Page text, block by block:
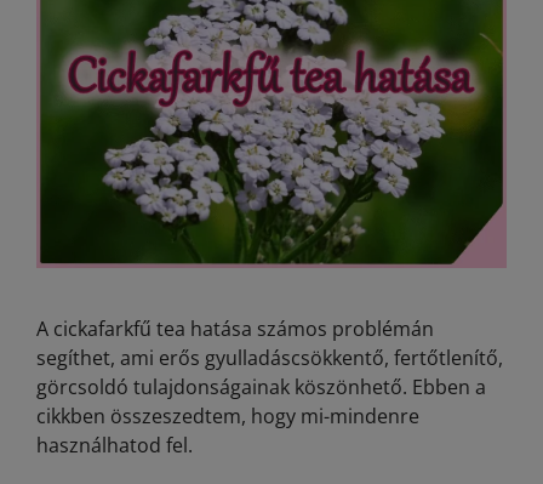
A cickafarkfű tea hatása számos problémán
segíthet, ami erős gyulladáscsökkentő, fertőtlenítő,
görcsoldó tulajdonságainak köszönhető. Ebben a
cikkben összeszedtem, hogy mi-mindenre
használhatod fel.